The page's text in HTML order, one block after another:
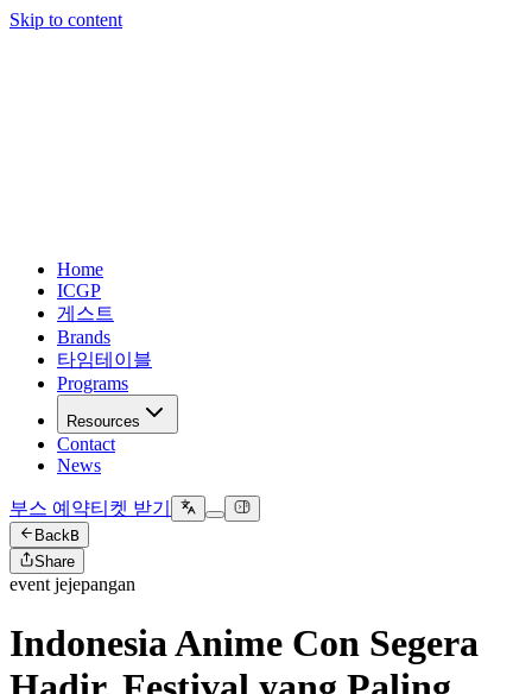
Skip to content
Home
ICGP
게스트
Brands
타임테이블
Programs
Resources
Contact
News
부스 예약티켓 받기
BackB
Share
event jejepangan
Indonesia Anime Con Segera